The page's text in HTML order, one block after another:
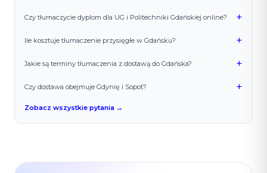
Czy tłumaczycie dyplom dla UG i Politechniki Gdańskiej online? +
Ile kosztuje tłumaczenie przysięgłe w Gdańsku? +
Jakie są terminy tłumaczenia z dostawą do Gdańska? +
Czy dostawa obejmuje Gdynię i Sopot? +
Zobacz wszystkie pytania →